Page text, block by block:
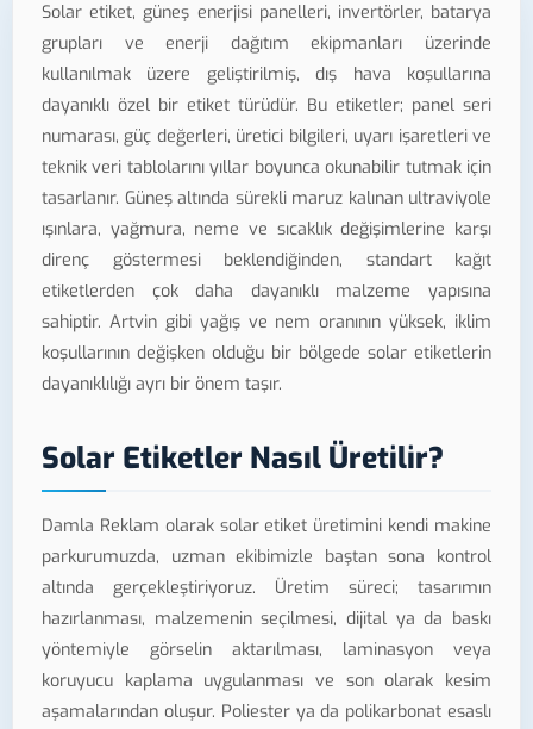
Solar etiket, güneş enerjisi panelleri, invertörler, batarya
grupları ve enerji dağıtım ekipmanları üzerinde
kullanılmak üzere geliştirilmiş, dış hava koşullarına
dayanıklı özel bir etiket türüdür. Bu etiketler; panel seri
numarası, güç değerleri, üretici bilgileri, uyarı işaretleri ve
teknik veri tablolarını yıllar boyunca okunabilir tutmak için
tasarlanır. Güneş altında sürekli maruz kalınan ultraviyole
ışınlara, yağmura, neme ve sıcaklık değişimlerine karşı
direnç göstermesi beklendiğinden, standart kağıt
etiketlerden çok daha dayanıklı malzeme yapısına
sahiptir. Artvin gibi yağış ve nem oranının yüksek, iklim
koşullarının değişken olduğu bir bölgede solar etiketlerin
dayanıklılığı ayrı bir önem taşır.
Solar Etiketler Nasıl Üretilir?
Damla Reklam olarak solar etiket üretimini kendi makine
parkurumuzda, uzman ekibimizle baştan sona kontrol
altında gerçekleştiriyoruz. Üretim süreci; tasarımın
hazırlanması, malzemenin seçilmesi, dijital ya da baskı
yöntemiyle görselin aktarılması, laminasyon veya
koruyucu kaplama uygulanması ve son olarak kesim
aşamalarından oluşur. Poliester ya da polikarbonat esaslı